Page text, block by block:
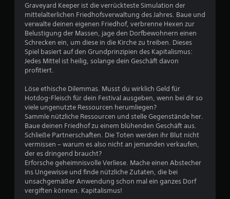
h
e
w
e
r
t
u
Graveyard Keeper ist die verrückteste Simulation der
mittelalterlichen Friedhofsverwaltung des Jahres. Baue und
verwalte deinen eigenen Friedhof, verbrenne Hexen zur
Belustigung der Massen, jage den Dorfbewohnern einen
Schrecken ein, um diese in die Kirche zu treiben. Dieses
Spiel basiert auf den Grundprinzipien des Kapitalismus:
Jedes Mittel ist heilig, solange dein Geschäft davon
profitiert.
Löse ethische Dilemmas. Musst du wirklich Geld für
Hotdog-Fleisch für dein Festival ausgeben, wenn bei dir so
viele ungenutzte Ressourcen herumliegen?
Sammle nützliche Ressourcen und stelle Gegenstände her.
Baue deinen Friedhof zu einem blühenden Geschäft aus.
Schließe Partnerschaften. Die Toten werden ihr Blut nicht
vermissen – warum es also nicht an jemanden verkaufen,
der es dringend braucht?
Erforsche geheimnisvolle Verliese. Mache einen Abstecher
ins Ungewisse und finde nützliche Zutaten, die bei
unsachgemäßer Anwendung schon mal ein ganzes Dorf
vergiften können. Kapitalismus!